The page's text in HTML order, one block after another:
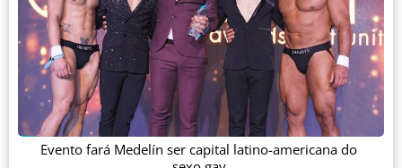
Evento fará Medelín ser capital latino-americana do